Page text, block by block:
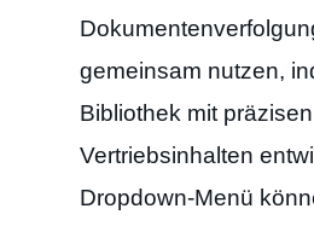
gemeinsam nutzen,
Bibliothek mit
Vertriebsinhalten
Dropdown-Menü